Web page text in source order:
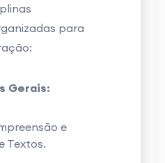
para
Gerais:
e
Textos.